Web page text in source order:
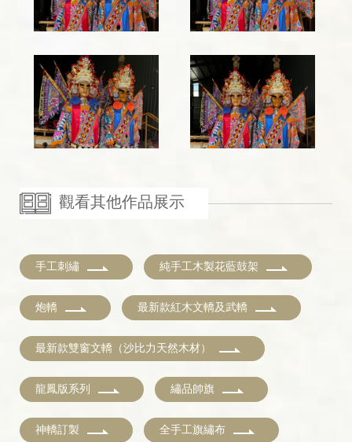
觀看其他作品展示
手工刺繡 純手工木製花藍鼓架
炮轎 最新款紅木文轎及武轎
最新款雙窗文轎（沙比力天然木材）
龍鳳版系列 繡品帥旗
神轎訂製 全手工旗繡布